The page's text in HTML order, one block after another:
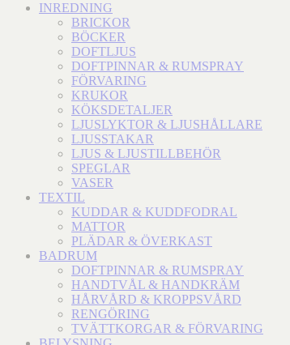
INREDNING
BRICKOR
BÖCKER
DOFTLJUS
DOFTPINNAR & RUMSPRAY
FÖRVARING
KRUKOR
KÖKSDETALJER
LJUSLYKTOR & LJUSHÅLLARE
LJUSSTAKAR
LJUS & LJUSTILLBEHÖR
SPEGLAR
VASER
TEXTIL
KUDDAR & KUDDFODRAL
MATTOR
PLÄDAR & ÖVERKAST
BADRUM
DOFTPINNAR & RUMSPRAY
HANDTVÅL & HANDKRÄM
HÅRVÅRD & KROPPSVÅRD
RENGÖRING
TVÄTTKORGAR & FÖRVARING